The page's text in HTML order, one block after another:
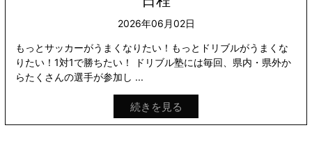
2026年06月02日
もっとサッカーがうまくなりたい！もっとドリブルがうまくな
りたい！1対1で勝ちたい！ ドリブル塾には毎回、県内・県外か
らたくさんの選手が参加し ...
続きを見る